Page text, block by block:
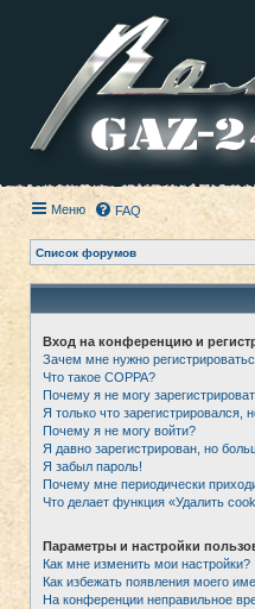
Меню FAQ
Список форумов
Вход на конференцию и
Зачем мне нужно
Что такое COPPA?
Почему я не могу
Я только что зарегистрировался,
Почему я не могу войти?
Я давно зарегистрирован, но
Я забыл пароль!
Почему мне периодически
Что делает функция «Удалить
Параметры и настройки
Как мне изменить мои настройки?
Как избежать появления моего
На конференции неправильное